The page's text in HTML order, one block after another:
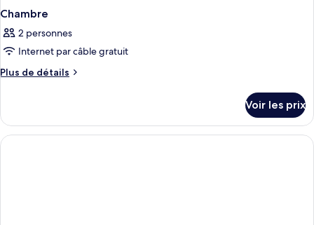
Chambre
2 personnes
Internet par câble gratuit
Plus de détails
Plus
le
type
de
Voir les prix